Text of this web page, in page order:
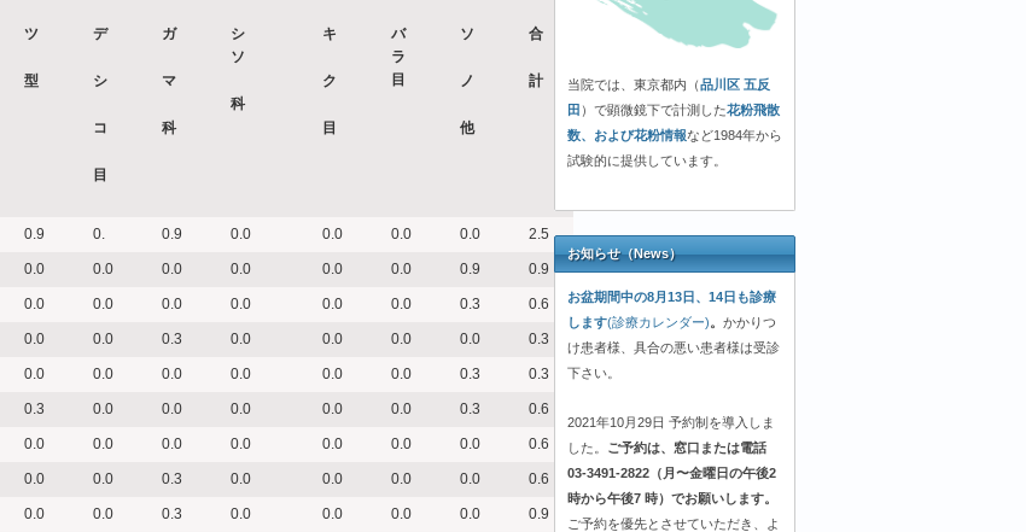
ツ
型
デ
シ
コ
目
ガ
マ
科
シ
ソ
科
キ
ク
目
バ
ラ
目
ソ
ノ
他
合
計
0.9 0. 0.9 0.0 0.0 0.0 0.0 2.5
0.0 0.0 0.0 0.0 0.0 0.0 0.9 0.9
0.0 0.0 0.0 0.0 0.0 0.0 0.3 0.6
0.0 0.0 0.3 0.0 0.0 0.0 0.0 0.3
0.0 0.0 0.0 0.0 0.0 0.0 0.3 0.3
0.3 0.0 0.0 0.0 0.0 0.0 0.3 0.6
0.0 0.0 0.0 0.0 0.0 0.0 0.0 0.6
0.0 0.0 0.3 0.0 0.0 0.0 0.0 0.6
0.0 0.0 0.3 0.0 0.0 0.0 0.0 0.9
当院では、東京都内（品川区 五反
田 ）で顕微鏡下で計測した花粉飛散
数、および花粉情報など1984年から
試験的に提供しています。
お知らせ（News）
お盆期間中の8月13日、14日も診療
します(診療カレンダー)。 かかりつ
け患者様、具合の悪い患者様は受診
下さい。
2021年10月29日 予約制を導入しま
した。 ご予約は、窓口または電話
03-3491-2822（月〜金曜日の午後2
時から午後7 時）でお願いします。
ご予約を優先とさせていただき、よ